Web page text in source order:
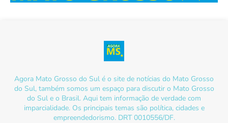
Agora Mato Grosso do Sul é o site de notícias do Mato Grosso
do Sul, também somos um espaço para discutir o Mato Grosso
do Sul e o Brasil. Aqui tem informação de verdade com
imparcialidade. Os principais temas são política, cidades e
empreendedorismo. DRT 0010556/DF.